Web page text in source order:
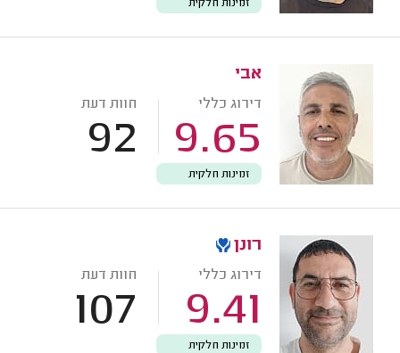
זמינות חלקית
אבי
דירוג כללי
9.65
חוות דעת
92
זמינות חלקית
רונן
דירוג כללי
9.41
חוות דעת
107
זמינות חלקית